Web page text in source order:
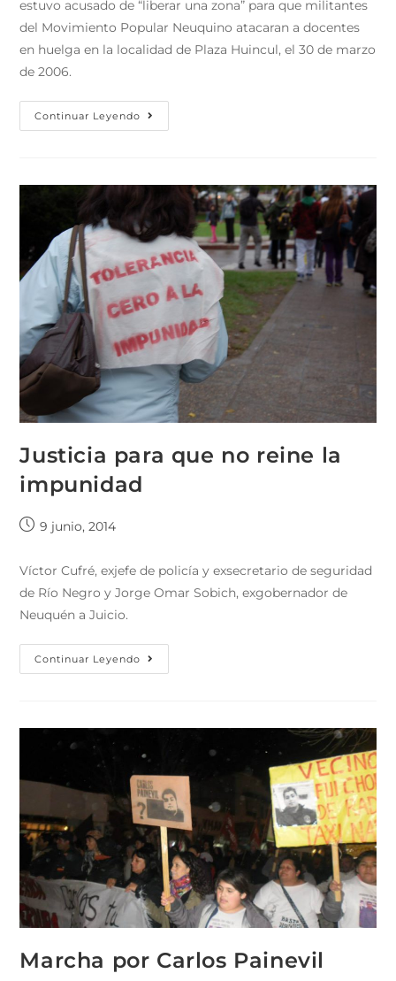
estuvo acusado de “liberar una zona” para que militantes
del Movimiento Popular Neuquino atacaran a docentes
en huelga en la localidad de Plaza Huincul, el 30 de marzo
de 2006.
Continuar Leyendo
Justicia para que no reine la
impunidad
9 junio, 2014
Víctor Cufré, exjefe de policía y exsecretario de seguridad
de Río Negro y Jorge Omar Sobich, exgobernador de
Neuquén a Juicio.
Continuar Leyendo
Marcha por Carlos Painevil